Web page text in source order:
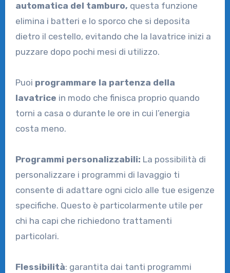
automatica del tamburo, questa funzione
elimina i batteri e lo sporco che si deposita
dietro il cestello, evitando che la lavatrice inizi a
puzzare dopo pochi mesi di utilizzo.
Puoi programmare la partenza della
lavatrice in modo che finisca proprio quando
torni a casa o durante le ore in cui l’energia
costa meno.
Programmi personalizzabili: La possibilità di
personalizzare i programmi di lavaggio ti
consente di adattare ogni ciclo alle tue esigenze
specifiche. Questo è particolarmente utile per
chi ha capi che richiedono trattamenti
particolari.
Flessibilità: garantita dai tanti programmi